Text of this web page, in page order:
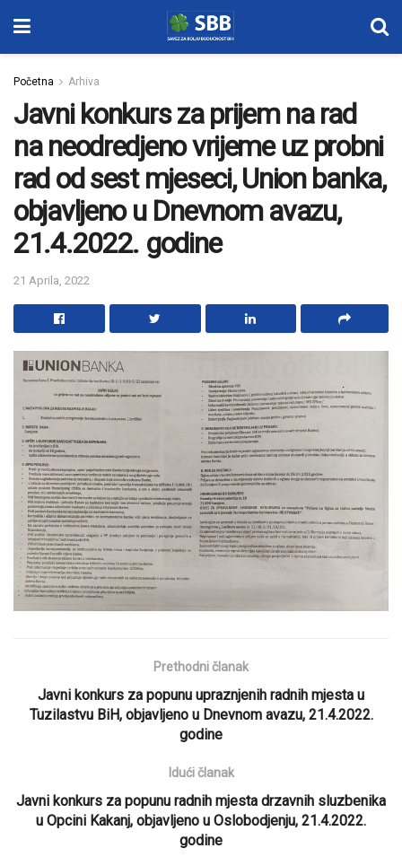
Početna Arhiva
Javni konkurs za prijem na rad
na neodredjeno vrijeme uz probni
rad od sest mjeseci, Union banka,
objavljeno u Dnevnom avazu,
21.4.2022. godine
21 Aprila, 2022
Prethodni članak
Javni konkurs za popunu upraznjenih radnih mjesta u
Tuzilastvu BiH, objavljeno u Dnevnom avazu, 21.4.2022.
godine
Idući članak
Javni konkurs za popunu radnih mjesta drzavnih sluzbenika
u Opcini Kakanj, objavljeno u Oslobodjenju, 21.4.2022.
godine